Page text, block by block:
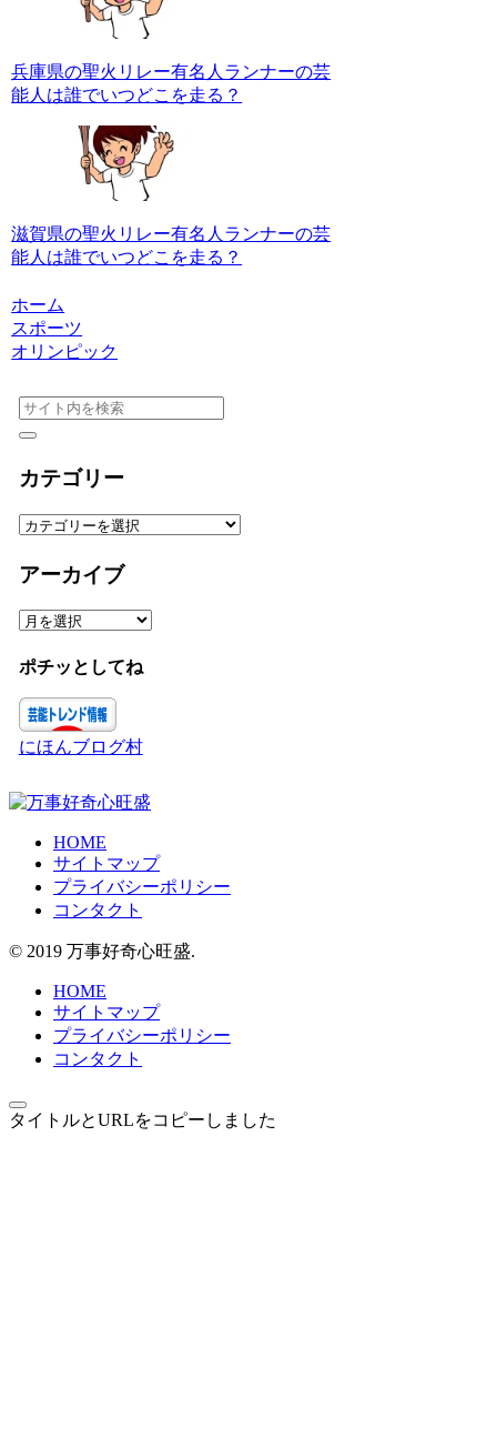
兵庫県の聖火リレー有名人ランナーの芸
能人は誰でいつどこを走る？
滋賀県の聖火リレー有名人ランナーの芸
能人は誰でいつどこを走る？
ホーム
スポーツ
オリンピック
カテゴリー
カ
ゴ
ー
アーカイブ
ア
カ
ブ
ポチッとしてね
にほんブログ村
HOME
サイトマップ
プライバシーポリシー
コンタクト
© 2019 万事好奇心旺盛.
HOME
サイトマップ
プライバシーポリシー
コンタクト
タイトルとURLをコピーしました